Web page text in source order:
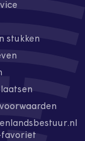
stukken
favoriet